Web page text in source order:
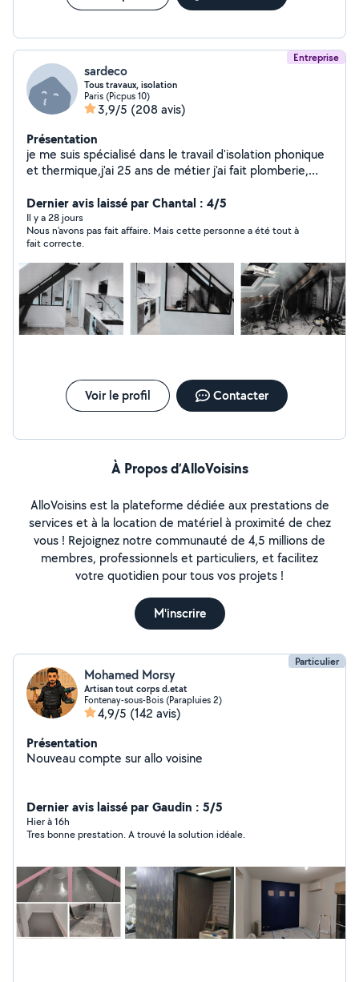
Entreprise
sardeco
Tous travaux, isolation
Paris (Picpus 10)
3,9/5 (208 avis)
Présentation
je me suis spécialisé dans le travail d'isolation phonique
et thermique,j'ai 25 ans de métier j'ai fait plomberie,
bain,peinture et faux plafonds je fais tout travaux
d'intérieur et ravalement mes travaux sont couvert par
une garantie décennale
Dernier avis laissé par Chantal : 4/5
Il y a 28 jours
Nous n'avons pas fait affaire. Mais cette personne a été tout à
fait correcte.
Voir le profil Contacter
À Propos d’AlloVoisins
AlloVoisins est la plateforme dédiée aux prestations de
services et à la location de matériel à proximité de chez
vous ! Rejoignez notre communauté de 4,5 millions de
membres, professionnels et particuliers, et facilitez
votre quotidien pour tous vos projets !
M'inscrire
Particulier
Mohamed Morsy
Artisan tout corps d.etat
Fontenay-sous-Bois (Parapluies 2)
4,9/5 (142 avis)
Présentation
Nouveau compte sur allo voisine
Dernier avis laissé par Gaudin : 5/5
Hier à 16h
Tres bonne prestation. A trouvé la solution idéale.